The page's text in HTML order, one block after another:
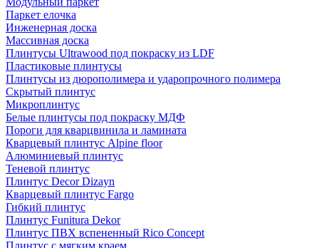
Паркет елочка
Инженерная доска
Массивная доска
Плинтусы Ultrawood под покраску из LDF
Пластиковые плинтусы
Плинтусы из дюрополимера и ударопрочного полимера
Скрытый плинтус
Микроплинтус
Белые плинтусы под покраску МДФ
Пороги для кварцвинила и ламината
Кварцевый плинтус Alpine floor
Алюминиевый плинтус
Теневой плинтус
Плинтус Decor Dizayn
Кварцевый плинтус Fargo
Гибкий плинтус
Плинтус Funitura Dekor
Плинтус ПВХ вспененный Rico Concept
Плинтус с мягким краем